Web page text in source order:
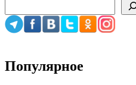
Популярное